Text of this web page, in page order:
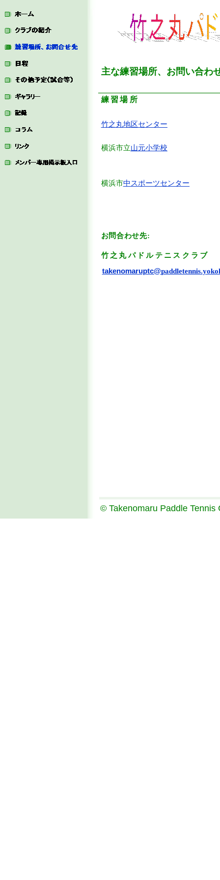
主な練習場所、お問い合わ
竹之丸地区センター
横浜市立山元小学校
横浜市中スポーツセンター
takenomaruptc@
お問合わせ先:
練習場所
竹之丸パドルテニスクラブ
© Takenomaru Paddle Tennis